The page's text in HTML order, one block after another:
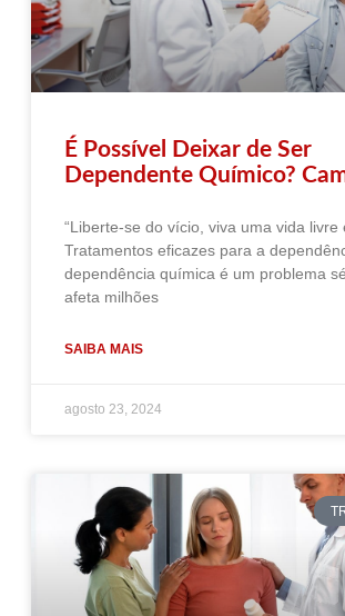
É Possível Deixar de Ser
Dependente Químico?
“Liberte-se do vício, viva uma vida livre
Tratamentos eficazes para a
dependência química é um problema
afeta milhões
SAIBA MAIS
agosto 23, 2024